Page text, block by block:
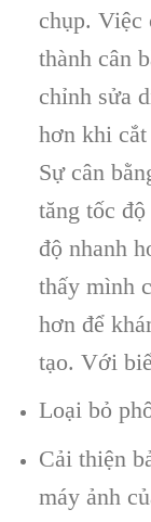
chụp. Việc
thành cân
chỉnh sửa
hơn khi cắt
Sự cân
tăng tốc
độ nhanh
thấy mình
hơn để
tạo. Với
Loại bỏ
Cải thiện
máy ảnh